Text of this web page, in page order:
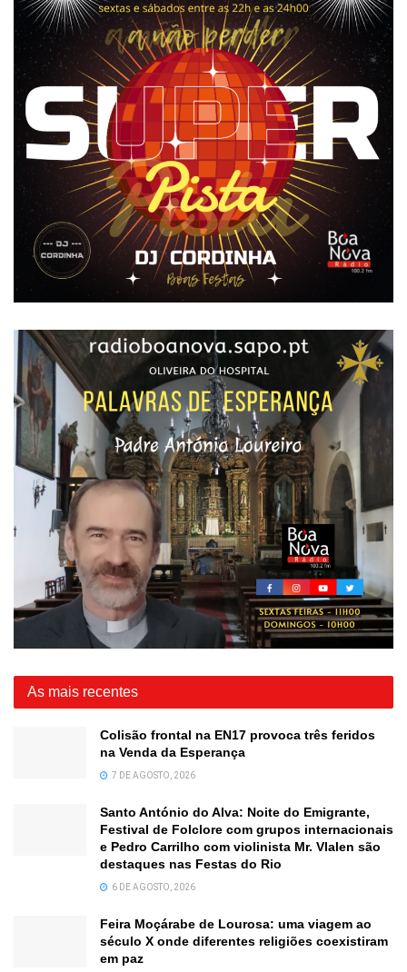
As mais recentes
Colisão frontal na EN17 provoca três feridos
na Venda da Esperança
7 DE AGOSTO, 2026
Santo António do Alva: Noite do Emigrante,
Festival de Folclore com grupos internacionais
e Pedro Carrilho com violinista Mr. Vlalen são
destaques nas Festas do Rio
6 DE AGOSTO, 2026
Feira Moçárabe de Lourosa: uma viagem ao
século X onde diferentes religiões coexistiram
em paz